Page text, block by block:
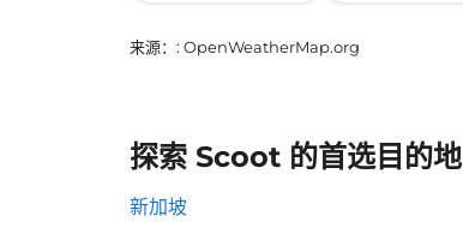
来源： : OpenWeatherMap.org
探索 Scoot 的首选目的地
新加坡